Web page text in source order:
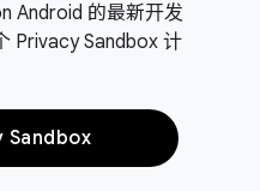
Android 的最新开发
Privacy Sandbox 计
Sandbox